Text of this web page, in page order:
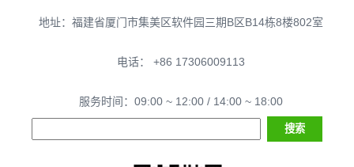
地址：福建省厦门市集美区软件园三期B区B14栋8楼802室
电话： +86 17306009113
服务时间：09:00 ~ 12:00 / 14:00 ~ 18:00